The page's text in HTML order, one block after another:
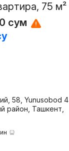
75 м²
сум
58, Yunusobod 4
район, Ташкент,